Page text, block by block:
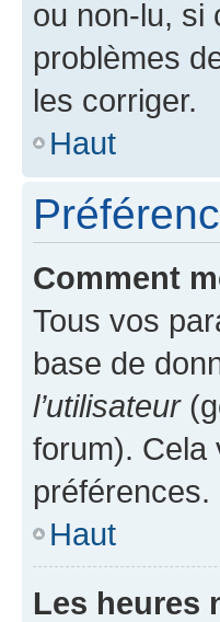
ou non-lu, si
problèmes
les corriger.
Haut
Comment
Tous vos
base de
l’utilisateur
forum). Cela
préférences.
Haut
Les heures